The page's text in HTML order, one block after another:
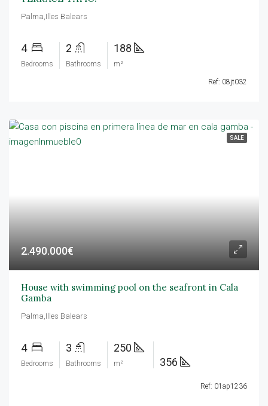
Palma,Illes Balears
4
Bedrooms
2
Bathrooms
188
m²
Ref: 08jt032
SALE
2.490.000€
House with swimming pool on the seafront in Cala
Gamba
Palma,Illes Balears
4
Bedrooms
3
Bathrooms
250
m² 356
Ref: 01ap1236